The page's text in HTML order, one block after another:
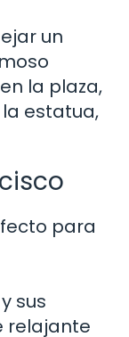
un
la plaza,
estatua,
para
sus
relajante